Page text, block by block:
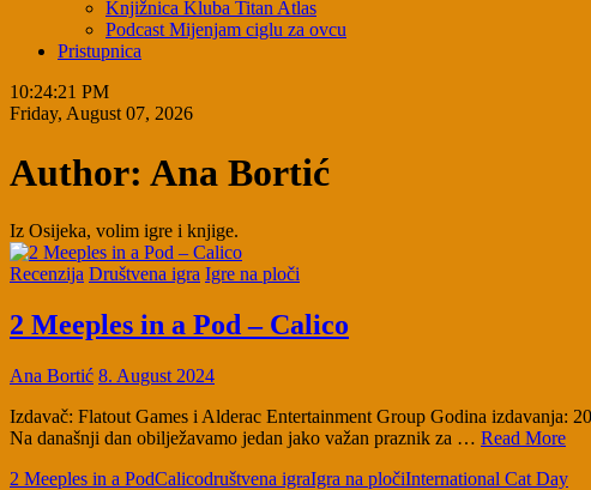
Knjižnica Kluba Titan Atlas
Podcast Mijenjam ciglu za ovcu
Pristupnica
10:24:22 PM
Friday, August 07, 2026
Author: Ana Bortić
Iz Osijeka, volim igre i knjige.
Recenzija Društvena igra Igre na ploči
2 Meeples in a Pod – Calico
Ana Bortić 8. August 2024
Izdavač: Flatout Games i Alderac Entertainment Group Godina izdavanja:
Na današnji dan obilježavamo jedan jako važan praznik za … Read More
2 Meeples in a PodCalicodruštvena igraIgra na pločiInternational Cat Day